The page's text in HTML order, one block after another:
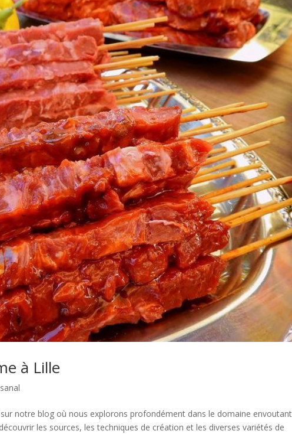
à Lille
notre blog où nous explorons profondément dans le domaine
les sources, les techniques de création et les diverses variétés de